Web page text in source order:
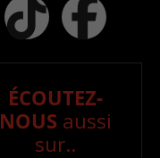
ÉCOUTEZ-
NOUS aussi
sur..